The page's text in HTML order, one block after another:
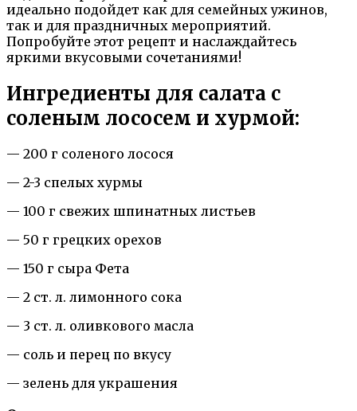
идеально подойдет как для семейных ужинов,
так и для праздничных мероприятий.
Попробуйте этот рецепт и наслаждайтесь
яркими вкусовыми сочетаниями!
Ингредиенты для салата с
соленым лососем и хурмой:
— 200 г соленого лосося
— 2-3 спелых хурмы
— 100 г свежих шпинатных листьев
— 50 г грецких орехов
— 150 г сыра Фета
— 2 ст. л. лимонного сока
— 3 ст. л. оливкового масла
— соль и перец по вкусу
— зелень для украшения